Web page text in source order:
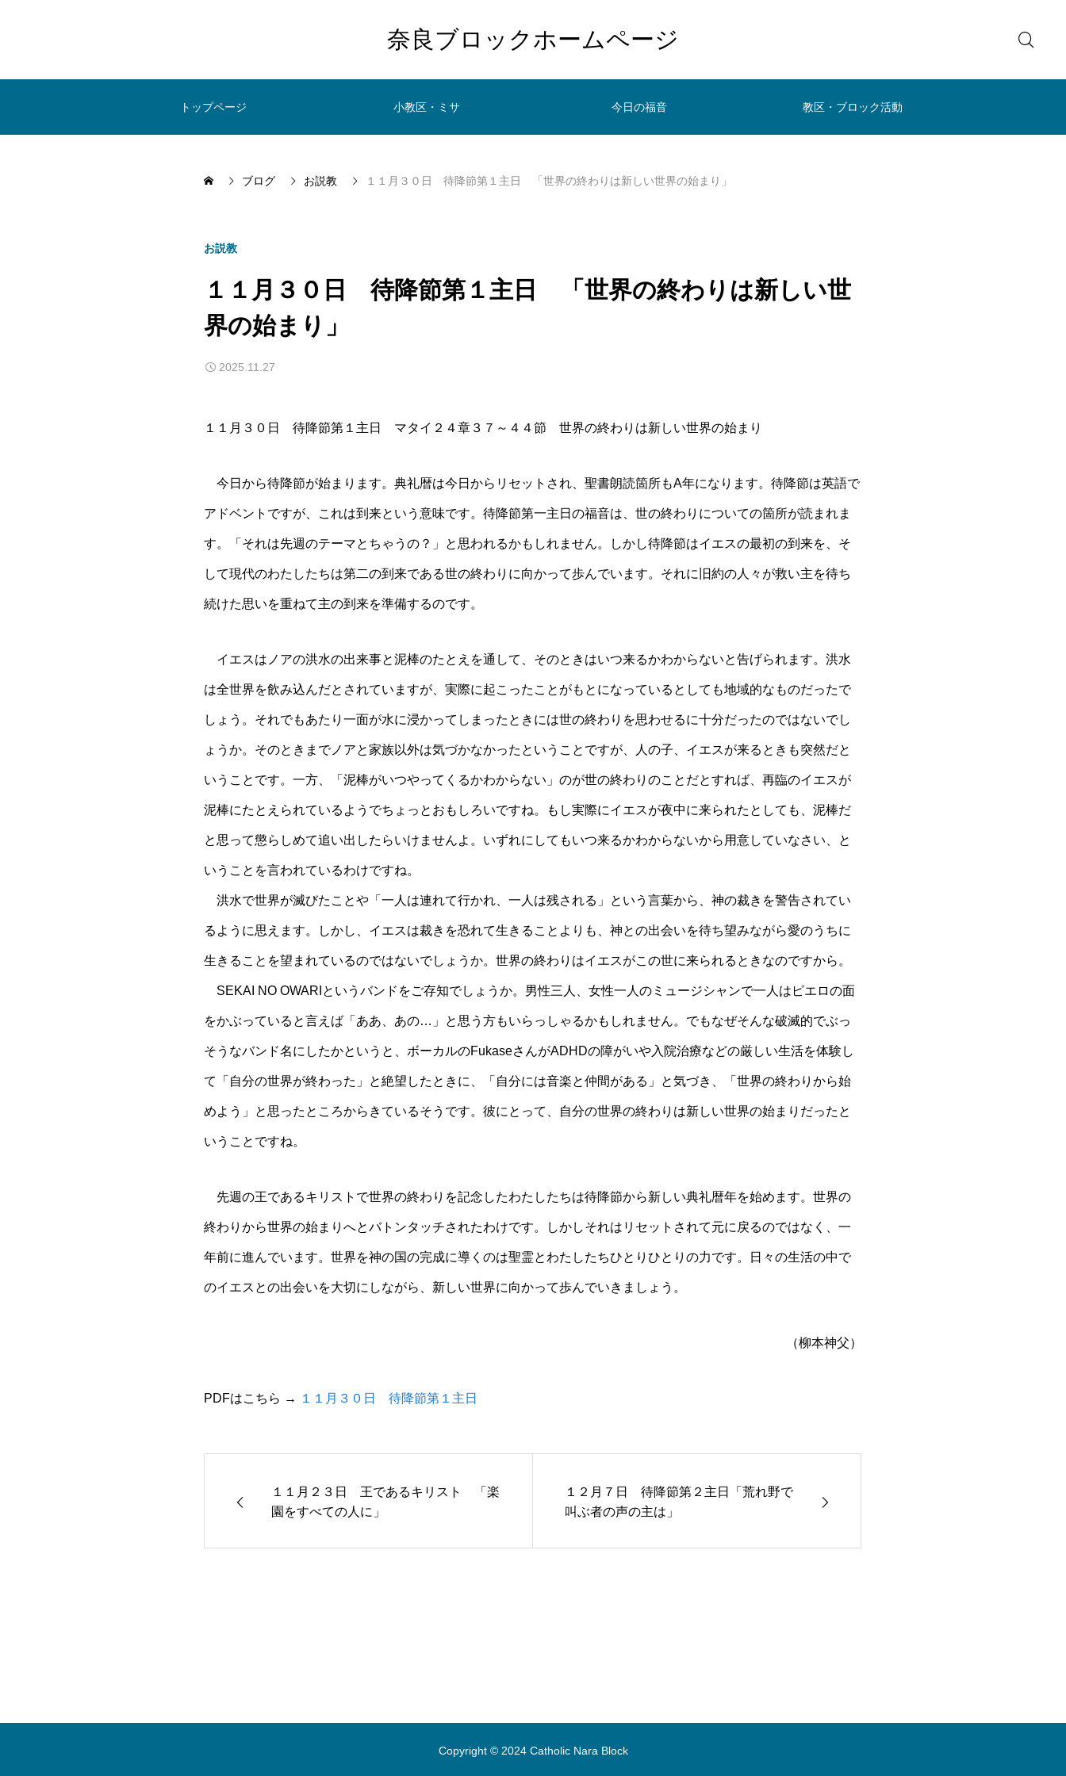
奈良ブロックホームページ
トップページ 小教区・ミサ 今日の福音 教区・ブロック活動
ブログ お説教 １１月３０日 待降節第１主日 「世界の終わりは新しい世界の始まり」
お説教
１１月３０日 待降節第１主日 「世界の終わりは新しい世
界の始まり」
2025.11.27
１１月３０日 待降節第１主日 マタイ２４章３７～４４節 世界の終わりは新しい世界の始まり
今日から待降節が始まります。典礼暦は今日からリセットされ、聖書朗読箇所もA年になります。待降節は英語で
アドベントですが、これは到来という意味です。待降節第一主日の福音は、世の終わりについての箇所が読まれま
す。「それは先週のテーマとちゃうの？」と思われるかもしれません。しかし待降節はイエスの最初の到来を、そ
して現代のわたしたちは第二の到来である世の終わりに向かって歩んでいます。それに旧約の人々が救い主を待ち
続けた思いを重ねて主の到来を準備するのです。
イエスはノアの洪水の出来事と泥棒のたとえを通して、そのときはいつ来るかわからないと告げられます。洪水
は全世界を飲み込んだとされていますが、実際に起こったことがもとになっているとしても地域的なものだったで
しょう。それでもあたり一面が水に浸かってしまったときには世の終わりを思わせるに十分だったのではないでし
ょうか。そのときまでノアと家族以外は気づかなかったということですが、人の子、イエスが来るときも突然だと
いうことです。一方、「泥棒がいつやってくるかわからない」のが世の終わりのことだとすれば、再臨のイエスが
泥棒にたとえられているようでちょっとおもしろいですね。もし実際にイエスが夜中に来られたとしても、泥棒だ
と思って懲らしめて追い出したらいけませんよ。いずれにしてもいつ来るかわからないから用意していなさい、と
いうことを言われているわけですね。
洪水で世界が滅びたことや「一人は連れて行かれ、一人は残される」という言葉から、神の裁きを警告されてい
るように思えます。しかし、イエスは裁きを恐れて生きることよりも、神との出会いを待ち望みながら愛のうちに
生きることを望まれているのではないでしょうか。世界の終わりはイエスがこの世に来られるときなのですから。
SEKAI NO OWARI というバンドをご存知でしょうか。男性三人、女性一人のミュージシャンで一人はピエロの面
をかぶっていると言えば「ああ、あの…」と思う方もいらっしゃるかもしれません。でもなぜそんな破滅的でぶっ
そうなバンド名にしたかというと、ボーカルのFukaseさんがADHDの障がいや入院治療などの厳しい生活を体験し
て「自分の世界が終わった」と絶望したときに、「自分には音楽と仲間がある」と気づき、「世界の終わりから始
めよう」と思ったところからきているそうです。彼にとって、自分の世界の終わりは新しい世界の始まりだったと
いうことですね。
先週の王であるキリストで世界の終わりを記念したわたしたちは待降節から新しい典礼暦年を始めます。世界の
終わりから世界の始まりへとバトンタッチされたわけです。しかしそれはリセットされて元に戻るのではなく、一
年前に進んでいます。世界を神の国の完成に導くのは聖霊とわたしたちひとりひとりの力です。日々の生活の中で
のイエスとの出会いを大切にしながら、新しい世界に向かって歩んでいきましょう。
（柳本神父）
PDFはこちら → １１月３０日 待降節第１主日
１１月２３日 王であるキリスト 「楽
園をすべての人に」
１２月７日 待降節第２主日「荒れ野で
叫ぶ者の声の主は」
Copyright © 2024 Catholic Nara Block